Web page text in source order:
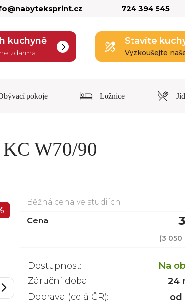
724 394 545
kuchyně
zdarma
Stavíte
Vyzkoušejte
pokoje Ložnice
W70/90
Běžná cena ve studiích
Cena
(3 050
Dostupnost:
Na
Záruční doba:
24
Doprava (celá ČR):
od